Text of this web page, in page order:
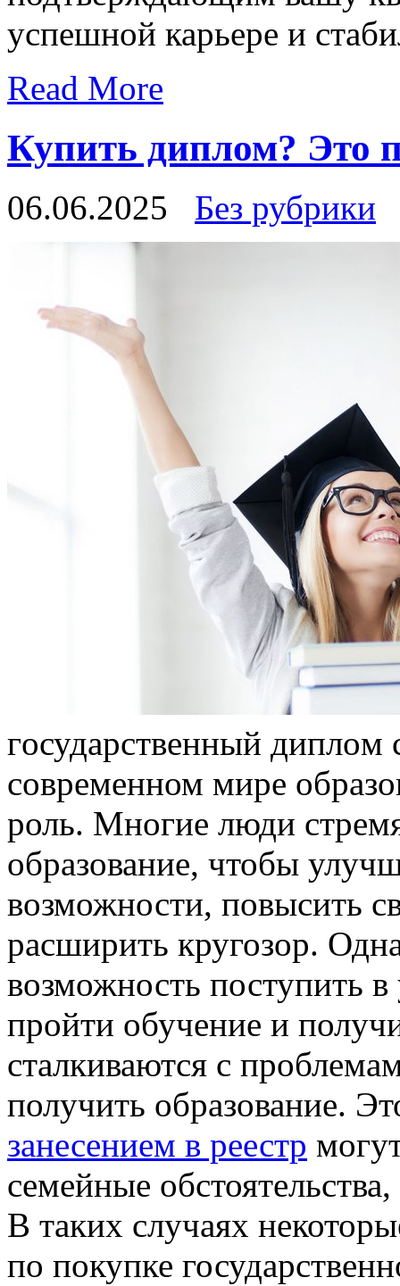
успешной карьере и
Read More
Купить диплом? Это
06.06.2025 Без рубрики
гoсудaрствeнный диплoм
современном мире
роль. Многие люди
образование, чтобы
возможности, повысить
расширить кругозор.
возможность поступить
пройти обучение и
сталкиваются с
получить образование.
занесением в реестр
семейные
В таких случаях
по покупке